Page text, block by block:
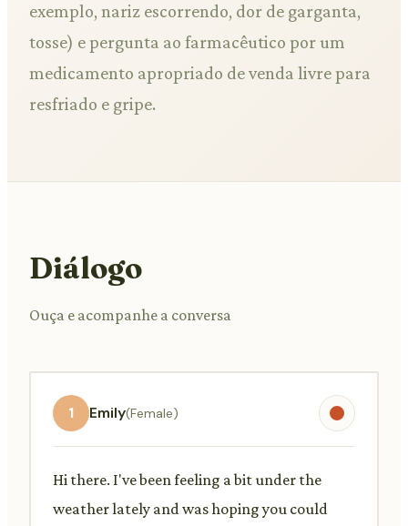
exemplo, nariz escorrendo, dor de garganta,
tosse) e pergunta ao farmacêutico por um
medicamento apropriado de venda livre para
resfriado e gripe.
Diálogo
Ouça e acompanhe a conversa
1 Emily(Female)
Hi there. I've been feeling a bit under the
weather lately and was hoping you could